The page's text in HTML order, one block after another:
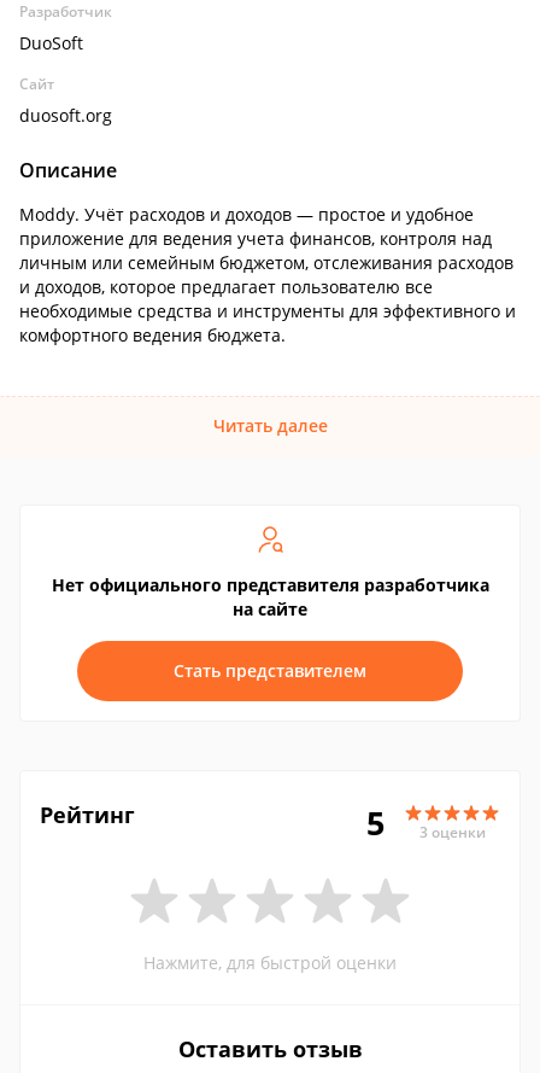
Разработчик
DuoSoft
Сайт
duosoft.org
Описание
Moddy. Учёт расходов и доходов — простое и удобное
приложение для ведения учета финансов, контроля над
личным или семейным бюджетом, отслеживания расходов
и доходов, которое предлагает пользователю все
необходимые средства и инструменты для эффективного и
комфортного ведения бюджета.
Читать далее
Нет официального представителя разработчика
на сайте
Стать представителем
Рейтинг 5 3 оценки
Нажмите, для быстрой оценки
Оставить отзыв